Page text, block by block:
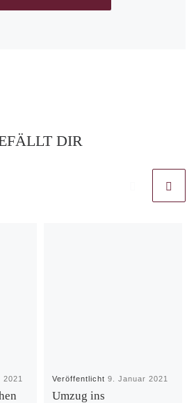
DIR
2021 Veröffentlicht9. Januar 2021
Umzug ins